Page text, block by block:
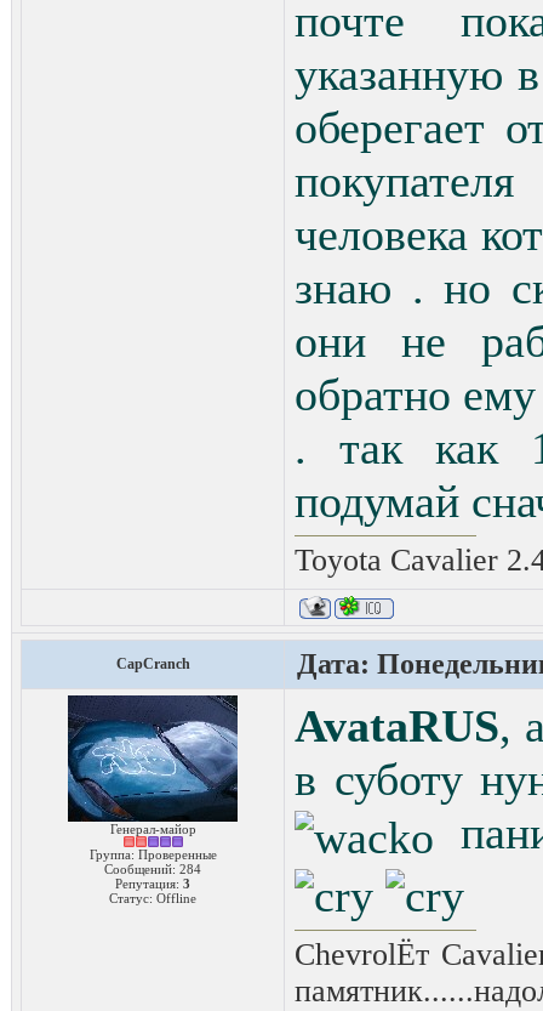
почте
указанную
оберегает
человека
знаю . но
они не
обратно
. так как
подумай
Toyota Cavalier
CapCranch Дата:
Генерал-майор
Группа: Проверенные
Сообщений: 284
Репутация: 3
Статус: Offline
AvataRUS,
в суботу
ChevrolЁт